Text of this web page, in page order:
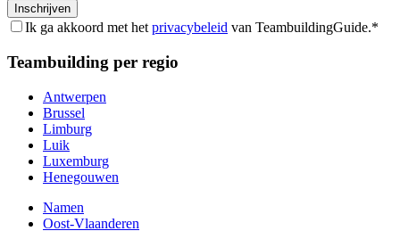
Ik ga akkoord met het privacybeleid van TeambuildingGuide.*
Teambuilding per regio
Antwerpen
Brussel
Limburg
Luik
Luxemburg
Henegouwen
Namen
Oost-Vlaanderen